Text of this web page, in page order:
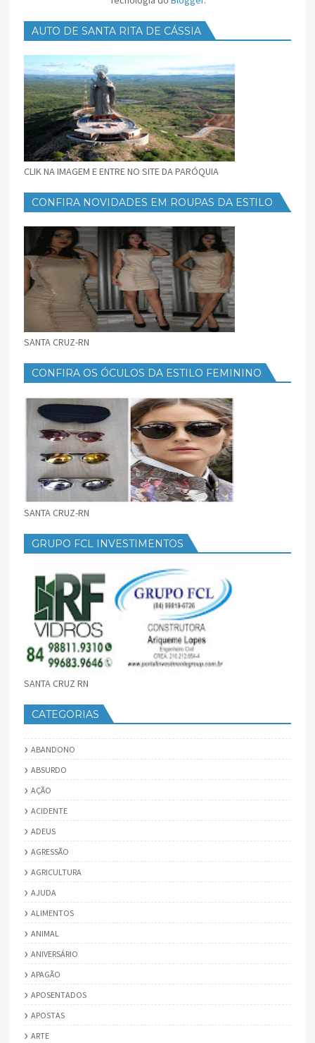
AUTO DE SANTA RITA DE CÁSSIA
CLIK NA IMAGEM E ENTRE NO SITE DA PARÓQUIA
CONFIRA NOVIDADES EM ROUPAS DA ESTILO
SANTA CRUZ-RN
CONFIRA OS ÓCULOS DA ESTILO FEMININO
SANTA CRUZ-RN
GRUPO FCL INVESTIMENTOS
SANTA CRUZ RN
CATEGORIAS
ABANDONO
ABSURDO
AÇÃO
ACIDENTE
ADEUS
AGRESSÃO
AGRICULTURA
AJUDA
ALIMENTOS
ANIMAL
ANIVERSÁRIO
APAGÃO
APOSENTADOS
APOSTAS
ARTE